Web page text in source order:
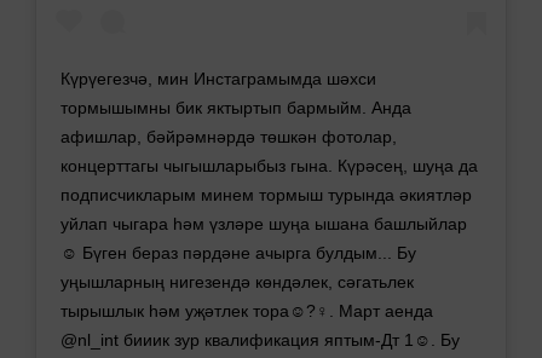
Күрүегезчә, мин Инстаграмымда шәхси
тормышымны бик яктыртып бармыйм. Анда
афишлар, бәйрәмнәрдә төшкән фотолар,
концерттагы чыгышларыбыз гына. Күрәсең, шуңа да
подписчикларым минем тормыш турында әкиятләр
уйлап чыгара һәм үзләре шуңа ышана башлыйлар
☺️ Бүген бераз пәрдәне ачырга булдым... Бу
уңышларның нигезендә көндәлек, сәгатьлек
тырышлык hәм уҗәтлек тора☺️?‍♀️. Март аенда
@nl_int бииик зур квалификация яптым-Дт 1☺️. Бу